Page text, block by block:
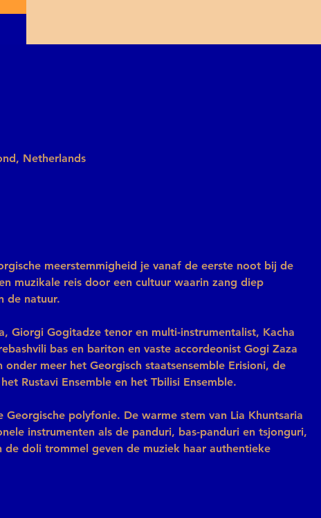
Netherlands
meerstemmigheid je vanaf de eerste noot bij de
muzikale reis door een cultuur waarin zang diep
de natuur.
Giorgi Gogitadze tenor en multi-instrumentalist, Kacha
bas en bariton en vaste accordeonist Gogi Zaza
meer het Georgisch staatsensemble Erisioni, de
Rustavi Ensemble en het Tbilisi Ensemble.
polyfonie. De warme stem van Lia Khuntsaria
instrumenten als de panduri, bas-panduri en tsjonguri,
doli trommel geven de muziek haar authentieke